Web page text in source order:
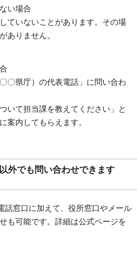
い場合
ていないことがあります。その場
ありません。
〇県庁）の代表電話」に問い合わ
いて担当課を教えてください」と
案内してもらえます。
外でも問い合わせできます
話窓口に加えて、役所窓口やメール
も可能です。詳細は公式ページを